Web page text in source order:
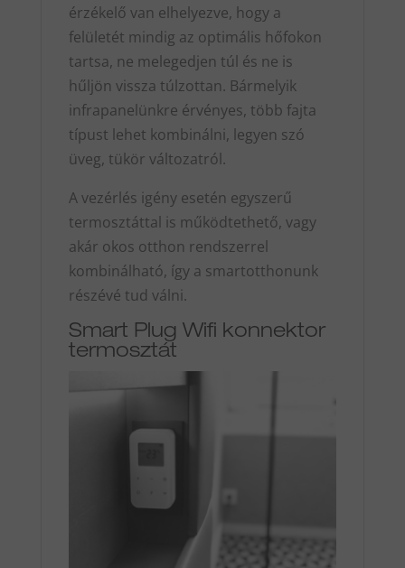
érzékelő van elhelyezve, hogy a
felületét mindig az optimális hőfokon
tartsa, ne melegedjen túl és ne is
hűljön vissza túlzottan. Bármelyik
infrapanelünkre érvényes, több fajta
típust lehet kombinálni, legyen szó
üveg, tükör változatról.
A vezérlés igény esetén egyszerű
termosztáttal is működtethető, vagy
akár okos otthon rendszerrel
kombinálható, így a smartotthonunk
részévé tud válni.
Smart Plug Wifi konnektor
termosztát